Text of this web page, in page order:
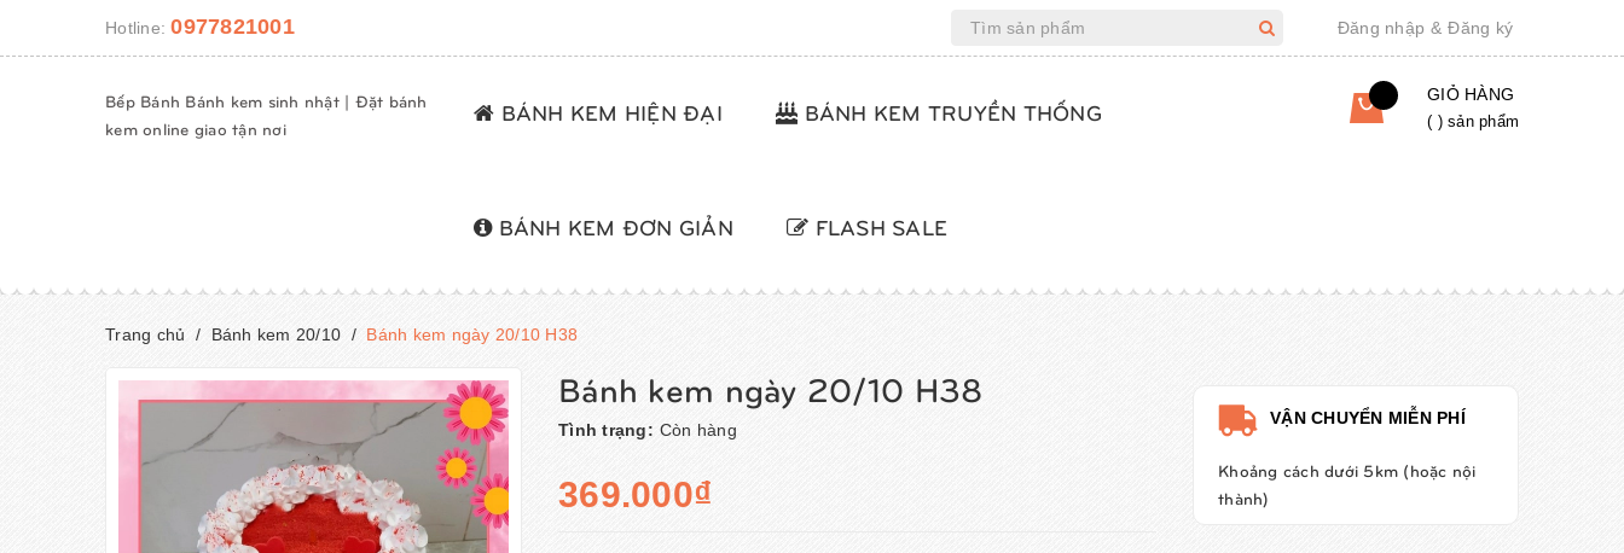
Hotline:0977821001 Đăng nhập & Đăng ký
Bếp Bánh Bánh kem sinh nhật | Đặt bánh
kem online giao tận nơi
BÁNH KEM HIỆN ĐẠI BÁNH KEM TRUYỀN THỐNG
BÁNH KEM ĐƠN GIẢN FLASH SALE
GIỎ HÀNG
( ) sản phẩm
Trang chủ / Bánh kem 20/10 / Bánh kem ngày 20/10 H38
Bánh kem ngày 20/10 H38
Tình trạng: Còn hàng
369.000₫
VẬN CHUYỂN MIỄN PHÍ
Khoảng cách dưới 5km (hoặc nội
thành)